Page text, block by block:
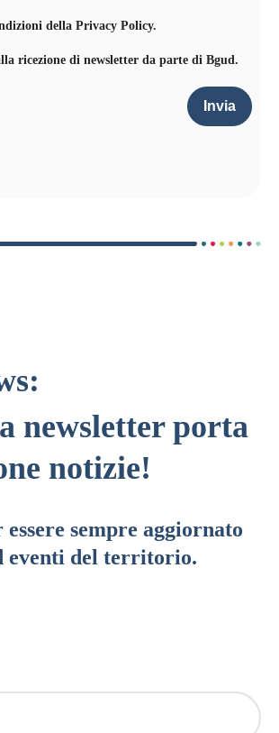
della Privacy Policy.
ricezione di newsletter da parte di Bgud.
Invia
newsletter porta
notizie!
sempre aggiornato
eventi del territorio.